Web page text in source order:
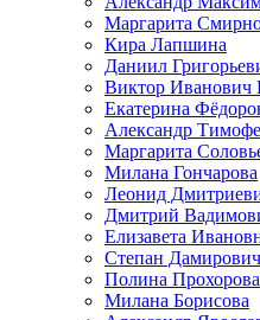
Маргарита
Кира Лапшина
Даниил
Виктор Иванович
Екатерина
Александр
Маргарита
Милана Гончарова
Леонид
Дмитрий
Елизавета
Степан
Полина Прохорова
Милана Борисова